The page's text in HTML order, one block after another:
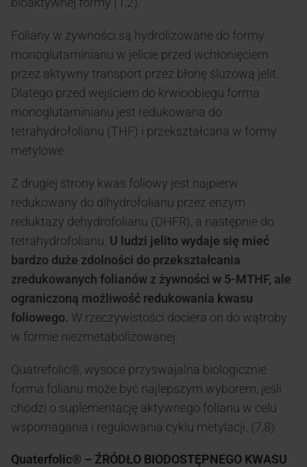
Foliany w żywności są hydrolizowane do formy
monoglutaminianu w jelicie przed wchłonięciem
przez aktywny transport przez błonę śluzową jelit.
Dlatego przed wejściem do krwioobiegu forma
monoglutaminianu jest redukowana do
tetrahydrofolianu (THF) i przekształcana w formy
metylowe.
Z drugiej strony kwas foliowy jest najpierw
redukowany do dihydrofolianu przez enzym
reduktazy dehydrofolianu (DHFR), a następnie do
tetrahydrofolianu. U ludzi jelito wydaje się mieć
bardzo duże zdolności do przekształcania
zredukowanych folianów z żywności w 5-MTHF, ale
ograniczoną możliwość redukowania kwasu
foliowego. W rzeczywistości dociera on do wątroby
w formie niezmetabolizowanej.
Quatrefolic®, wysoce przyswajalna biologicznie
forma folianu może być najlepszym wyborem, jeśli
chodzi o suplementację aktywnego folianu w celu
wspomagania i regulowania cyklu metylacji. (7,8).
Quaterfolic® – ŹRÓDŁO BIODOSTĘPNEGO KWASU